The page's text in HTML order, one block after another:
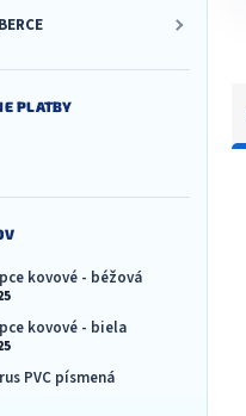
PLATBY
kovové - béžová
kovové - biela
Obrus PVC písmená